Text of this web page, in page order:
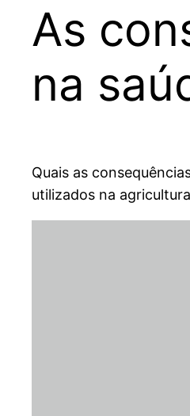
As
na
Quais as
utilizados na